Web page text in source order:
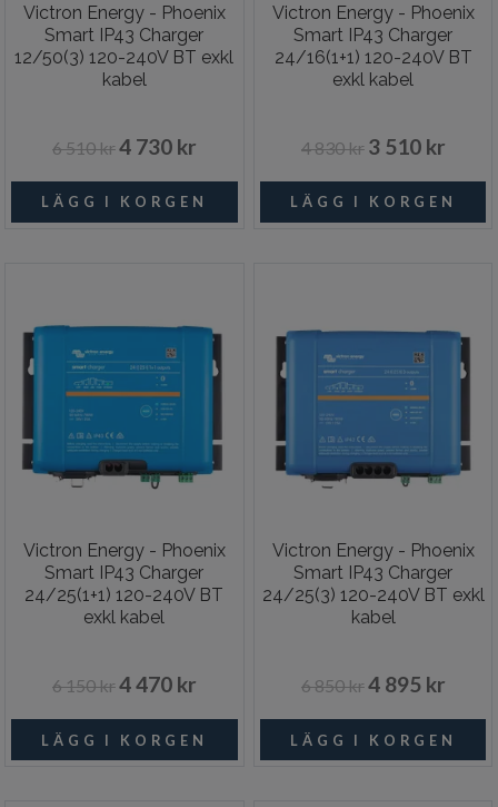
Victron Energy - Phoenix
Smart IP43 Charger
12/50(3) 120-240V BT exkl
kabel
6 510 kr4 730 kr
Victron Energy - Phoenix
Smart IP43 Charger
24/16(1+1) 120-240V BT
exkl kabel
4 830 kr 3 510 kr
Victron Energy - Phoenix
Smart IP43 Charger
24/25(1+1) 120-240V BT
exkl kabel
6 150 kr4 470 kr
Victron Energy - Phoenix
Smart IP43 Charger
24/25(3) 120-240V BT exkl
kabel
6 850 kr4 895 kr